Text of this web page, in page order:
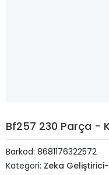
Bf257 230 Parça -
Barkod: 8681176322572
Kategori: Zeka